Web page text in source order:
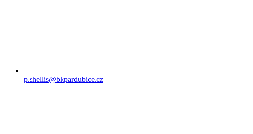
p.shellis@bkpardubice.cz